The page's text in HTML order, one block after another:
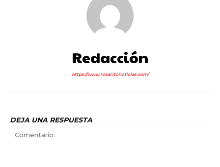
Redacción
https://www.rosaritonoticias.com/
DEJA UNA RESPUESTA